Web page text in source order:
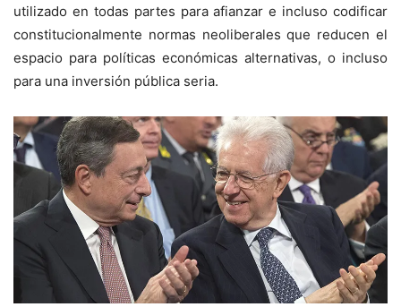
utilizado en todas partes para afianzar e incluso codificar
constitucionalmente normas neoliberales que reducen el
espacio para políticas económicas alternativas, o incluso
para una inversión pública seria.